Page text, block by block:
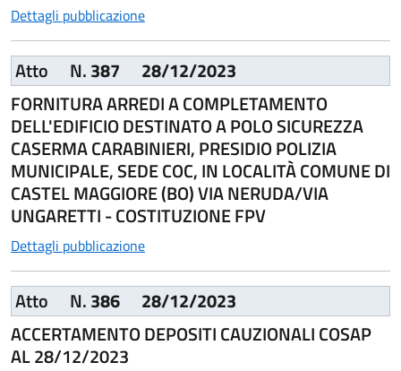
Dettagli pubblicazione
Atto N.387
28/12/2023
FORNITURA ARREDI A COMPLETAMENTO
DELL'EDIFICIO DESTINATO A POLO SICUREZZA
CASERMA CARABINIERI, PRESIDIO POLIZIA
MUNICIPALE, SEDE COC, IN LOCALITÀ COMUNE DI
CASTEL MAGGIORE (BO) VIA NERUDA/VIA
UNGARETTI - COSTITUZIONE FPV
Dettagli pubblicazione
Atto N.386
28/12/2023
ACCERTAMENTO DEPOSITI CAUZIONALI COSAP
AL 28/12/2023